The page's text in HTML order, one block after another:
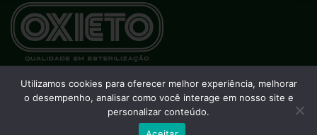
Webmail Oxieto
Utilizamos cookies para oferecer melhor experiência, melhorar
o desempenho, analisar como você interage em nosso site e
personalizar conteúdo.